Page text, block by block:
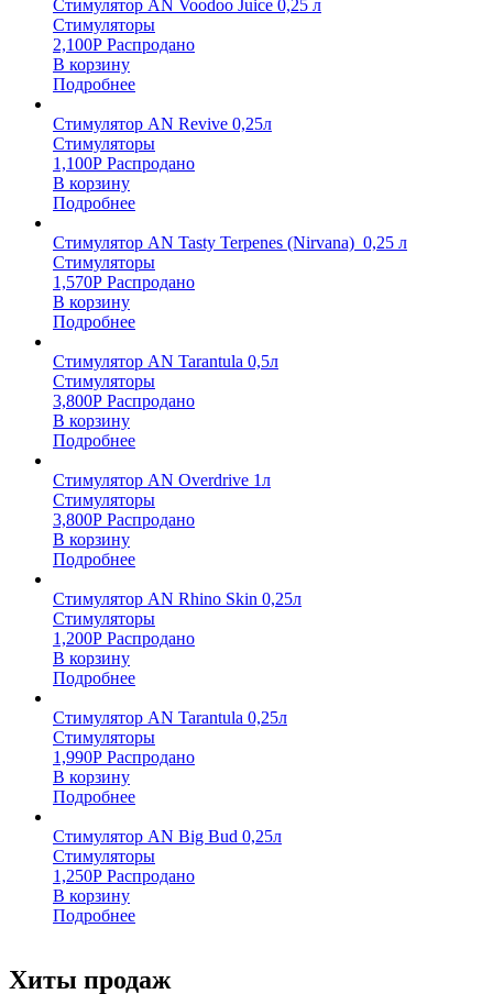
Стимулятор AN Voodoo Juice 0,25 л
Стимуляторы
2,100Р Распродано
В корзину
Подробнее
Стимулятор AN Revive 0,25л
Стимуляторы
1,100Р Распродано
В корзину
Подробнее
Стимулятор AN Tasty Terpenes (Nirvana) 0,25 л
Стимуляторы
1,570Р Распродано
В корзину
Подробнее
Стимулятор AN Tarantula 0,5л
Стимуляторы
3,800Р Распродано
В корзину
Подробнее
Стимулятор AN Overdrive 1л
Стимуляторы
3,800Р Распродано
В корзину
Подробнее
Стимулятор AN Rhino Skin 0,25л
Стимуляторы
1,200Р Распродано
В корзину
Подробнее
Стимулятор AN Tarantula 0,25л
Стимуляторы
1,990Р Распродано
В корзину
Подробнее
Стимулятор AN Big Bud 0,25л
Стимуляторы
1,250Р Распродано
В корзину
Подробнее
Хиты продаж